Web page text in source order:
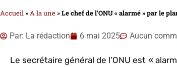
Accueil »A la une »Le chef de l’ONU « alarmé » par le
Par: La rédaction 6 mai 2025 Aucun
Le secrétaire général de l’ONU est «